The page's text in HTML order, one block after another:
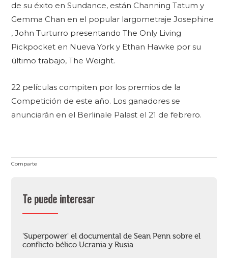
de su éxito en Sundance, están Channing Tatum y
Gemma Chan en el popular largometraje Josephine
, John Turturro presentando The Only Living
Pickpocket en Nueva York y Ethan Hawke por su
último trabajo, The Weight.
22 películas compiten por los premios de la
Competición de este año. Los ganadores se
anunciarán en el Berlinale Palast el 21 de febrero.
Comparte
Te puede interesar
'Superpower' el documental de Sean Penn sobre el
conflicto bélico Ucrania y Rusia